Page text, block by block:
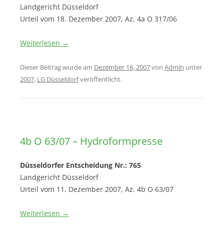
Landgericht Düsseldorf
Urteil vom 18. Dezember 2007, Az. 4a O 317/06
Weiterlesen →
Dieser Beitrag wurde am Dezember 18, 2007von Admin unter
2007, LG Düsseldorfveröffentlicht.
4b O 63/07 – Hydroformpresse
Düsseldorfer Entscheidung Nr.: 765
Landgericht Düsseldorf
Urteil vom 11. Dezember 2007, Az. 4b O 63/07
Weiterlesen →